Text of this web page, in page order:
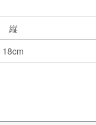
縦
18cm